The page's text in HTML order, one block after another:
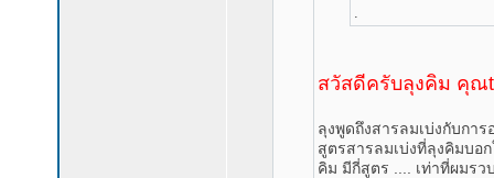
.
สวัสดีครับลุงคิม คุณ
ลุงพูดถึงสารลมเบ่งกับกา
สูตรสารลมเบ่งที่ลุงคิมบอ
คิม มีกี่สูตร .... เท่าที่ผมรว